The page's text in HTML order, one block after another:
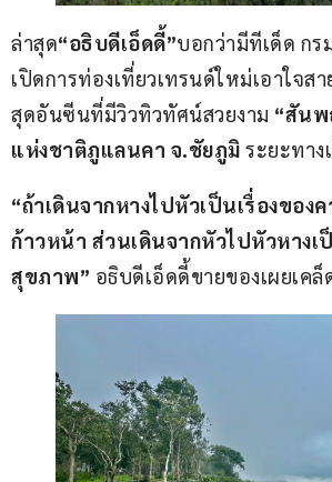
ล่าสุด“อธิบดีเอ็ดดี้”บอกว่ามีทีเด็ด กร
เปิดการท่องเที่ยวเทรนด์ใหม่เอาใจส
สุดอันซีนที่มีวิวทิวทัศน์สวยงาม “สัน
แห่งชาติภูแลนคา จ.ชัยภูมิ ระยะทาง
“ถ้าเดินจากหางไปหัวเป็นเรื่องของ
ก้าวหน้า ส่วนเดินจากหัวไปหัวหางเ
สุขภาพ” อธิบดีเอ็ดดี้ขายของเผยเค